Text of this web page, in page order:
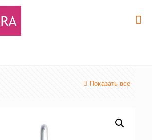
Показать все